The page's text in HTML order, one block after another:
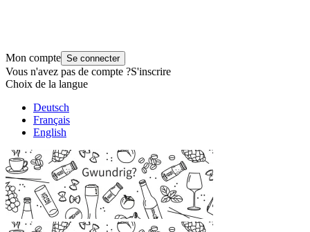
Mon compte Se connecter
Vous n'avez pas de compte ?S'inscrire
Choix de la langue
Deutsch
Français
English